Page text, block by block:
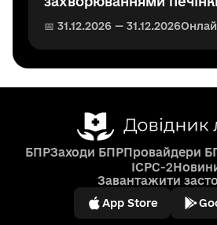
📅 31.12.2026 — 31.12.2026
БПРЗаходи БПРПровайдери
ICPC-2
Завантажити
App Store